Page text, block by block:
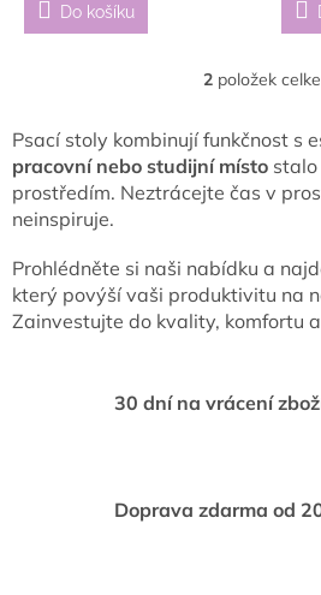
Do košíku
O
l
á
d
a
p
r
v
ý
u
2 položek
Psací stoly kombinují funkčnost s
pracovní nebo studijní místo
prostředím. Neztrácejte čas v
neinspiruje.
Prohlédněte si naši nabídku a
který povýší vaši produktivitu na
Zainvestujte do kvality, komfortu
30 dní na vrácení
Doprava zdarma od